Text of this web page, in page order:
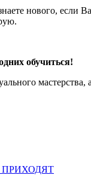
нового, если
обучиться!